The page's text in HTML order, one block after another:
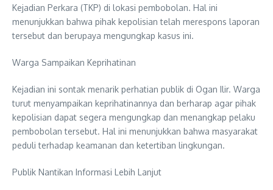
Kejadian Perkara (TKP) di lokasi pembobolan. Hal ini
menunjukkan bahwa pihak kepolisian telah merespons laporan
tersebut dan berupaya mengungkap kasus ini.
Warga Sampaikan Keprihatinan
Kejadian ini sontak menarik perhatian publik di Ogan Ilir. Warga
turut menyampaikan keprihatinannya dan berharap agar pihak
kepolisian dapat segera mengungkap dan menangkap pelaku
pembobolan tersebut. Hal ini menunjukkan bahwa masyarakat
peduli terhadap keamanan dan ketertiban lingkungan.
Publik Nantikan Informasi Lebih Lanjut